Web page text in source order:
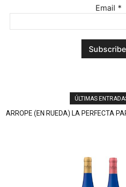
Email *
ÚLTIMAS
ARROPE (EN RUEDA) LA PERFECTA